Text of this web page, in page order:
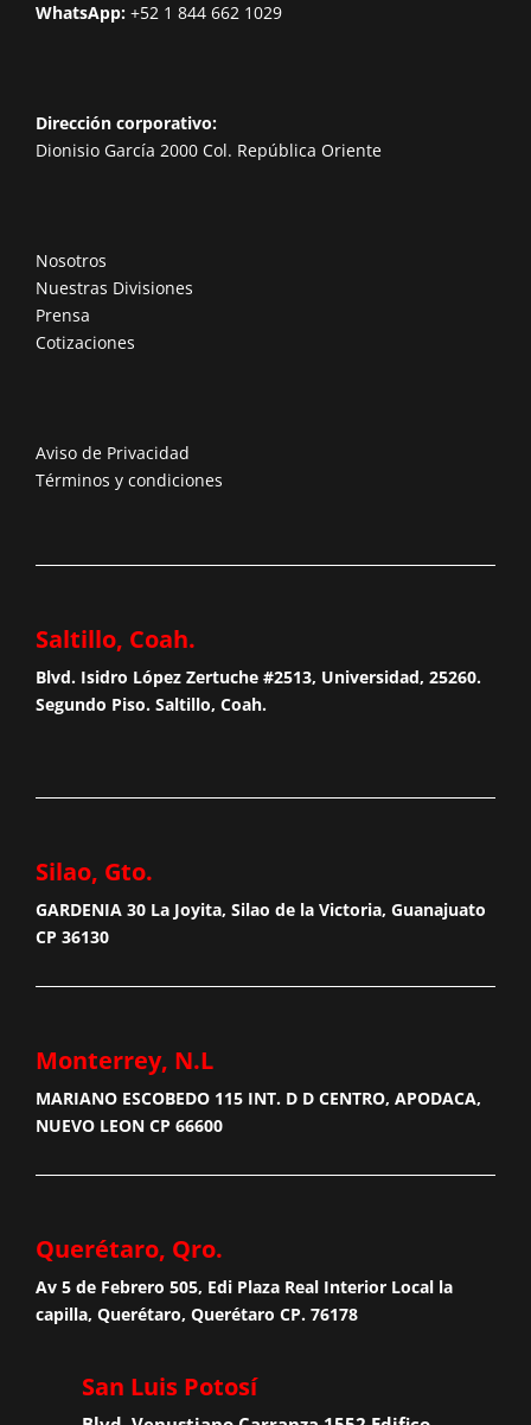
WhatsApp: +52 1 844 662 1029
Dirección corporativo:
Dionisio García 2000 Col. República Oriente
Nosotros
Nuestras Divisiones
Prensa
Cotizaciones
Aviso de Privacidad
Términos y condiciones
Saltillo, Coah.
Blvd. Isidro López Zertuche #2513, Universidad, 25260.
Segundo Piso. Saltillo, Coah.
Silao, Gto.
GARDENIA 30 La Joyita, Silao de la Victoria, Guanajuato
CP 36130
Monterrey, N.L
MARIANO ESCOBEDO 115 INT. D D CENTRO, APODACA,
NUEVO LEON CP 66600
Querétaro, Qro.
Av 5 de Febrero 505, Edi Plaza Real Interior Local la
capilla, Querétaro, Querétaro CP. 76178
San Luis Potosí